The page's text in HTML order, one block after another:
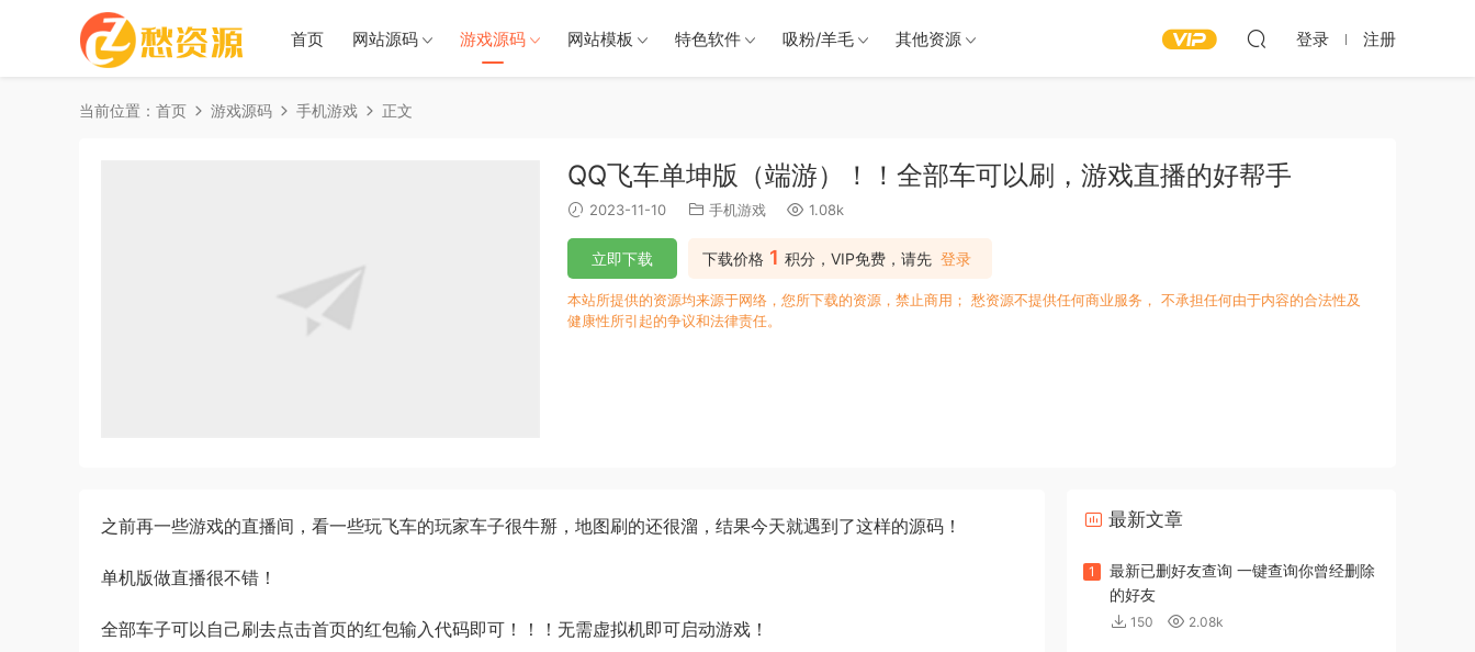
首页 网站源码 游戏源码 网站模板 特色软件 吸粉/羊毛 其他资源 登录 注册
当前位置： 首页 游戏源码 手机游戏 正文
QQ飞车单坤版（端游）！！全部车可以刷，游戏直播的好帮手
2023-11-10 手机游戏 1.08k
下载价格 1 积分，VIP免费，请先 登录
立即下载
本站所提供的资源均来源于网络，您所下载的资源，禁止商用； 愁资源不提供任何商业服务， 不承担任何由于内容的合法性及
健康性所引起的争议和法律责任。
之前再一些游戏的直播间，看一些玩飞车的玩家车子很牛掰，地图刷的还很溜，结果今天就遇到了这样的源码！
单机版做直播很不错！
全部车子可以自己刷去点击首页的红包输入代码即可！！！无需虚拟机即可启动游戏！
最新文章
1
最新已删好友查询 一键查询你曾经删除
的好友
150 2.08k